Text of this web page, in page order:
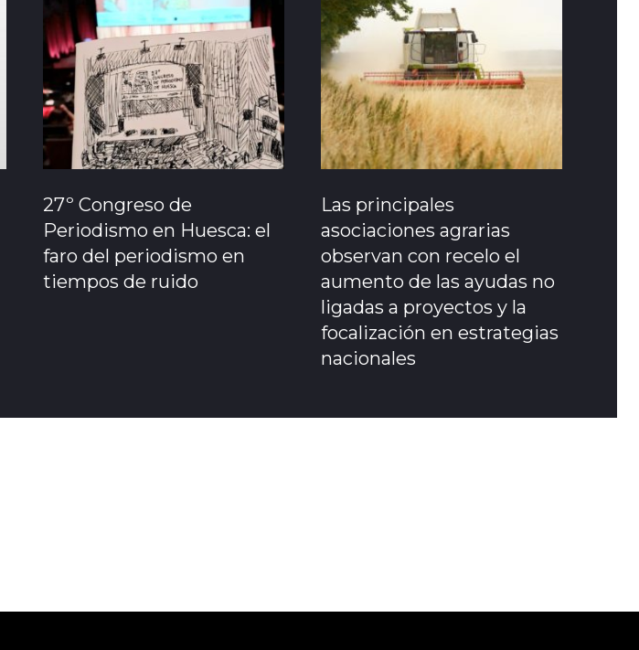
27º Congreso de
Periodismo en Huesca: el
faro del periodismo en
tiempos de ruido
Las principales
asociaciones agrarias
observan con recelo el
aumento de las ayudas no
ligadas a proyectos y la
focalización en estrategias
nacionales